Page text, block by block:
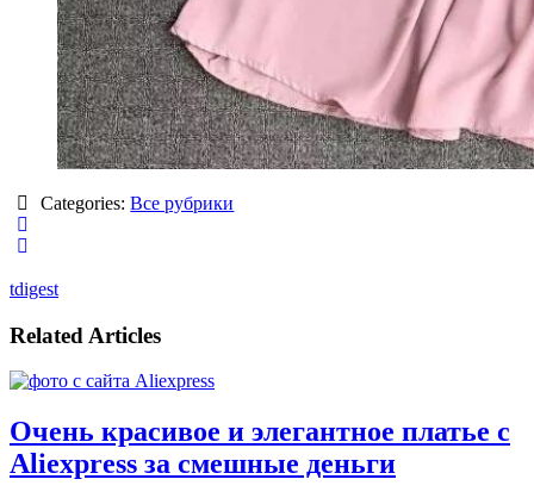
Categories:Все рубрики
tdigest
Related Articles
Очень красивое и элегантное платье с
Aliexpress за смешные деньги